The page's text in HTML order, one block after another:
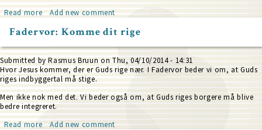
Read moreabout
Ske
vilje
som
i
himlen
således
også
på
jorden
Add new comment
Fadervor: Komme dit rige
Submitted byRasmus Bruun on Thu, 04/10/2014 - 14:31
Hvor Jesus kommer, der er Guds rige nær. I Fadervor beder vi om, at Guds
riges indbyggertal må stige.
Men ikke nok med det. Vi beder også om, at Guds riges borgere må blive
bedre integreret.
Read more about
Add new comment